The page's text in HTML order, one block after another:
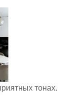
тонах.